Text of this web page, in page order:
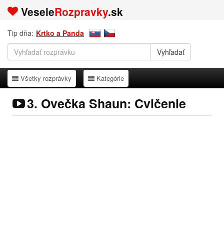
VeseleRozpravky.sk
Tip dňa: Krtko a Panda
Všetky rozprávky
Všetky rozprávky Kategórie
Kategórie
3. Ovečka Shaun: Cvičenie